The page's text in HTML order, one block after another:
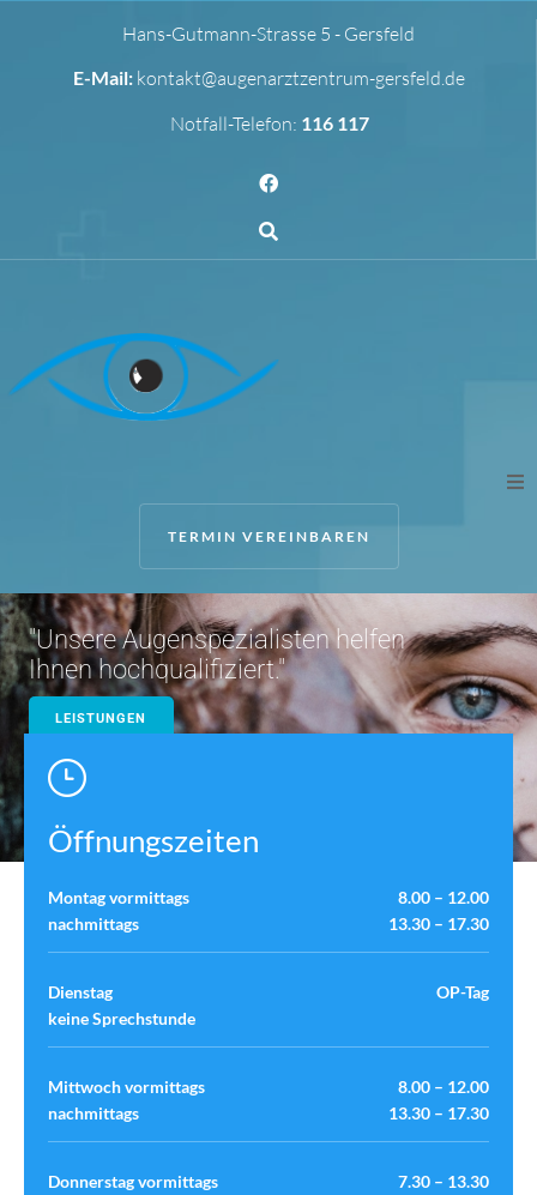
Hans-Gutmann-Strasse 5 - Gersfeld
E-Mail: kontakt@augenarztzentrum-gersfeld.de
Notfall-Telefon: 116 117
Team
Kontakt
TERMIN VEREINBAREN
"Unsere Augenspezialisten helfen
Ihnen hochqualifiziert."
LEISTUNGEN
KONTAKT
Öffnungszeiten
Montag vormittags
8.00 – 12.00
nachmittags
13.30 – 17.30
Dienstag
OP-Tag
keineSprechstunde
Mittwoch vormittags
8.00 – 12.00
nachmittags
13.30 – 17.30
Donnerstag vormittags
7.30 – 13.30